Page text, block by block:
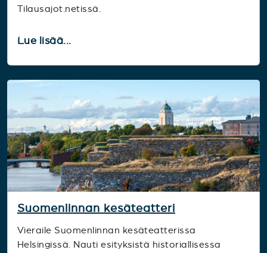
Tilausajot.netissä.
Lue lisää...
Suomenlinnan kesäteatteri
Vieraile Suomenlinnan kesäteatterissa
Helsingissä. Nauti esityksistä historiallisessa